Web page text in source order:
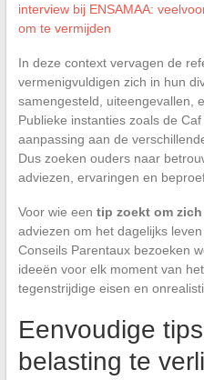
interview bij ENSAMAA:
om te vermijden
In deze context vervagen de
vermenigvuldigen zich in hun
samengesteld, uiteengevallen,
Publieke instanties zoals de
aanpassing aan de
Dus zoeken ouders naar
adviezen, ervaringen en
Voor wie een tip zoekt om
adviezen om het dagelijks
Conseils Parentaux bezoeken
ideeën voor elk moment van
tegenstrijdige eisen en
Eenvoudige
belasting te